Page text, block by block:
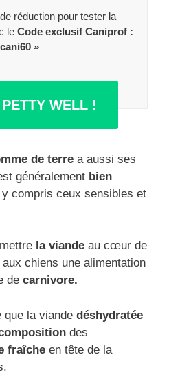
réduction pour tester la
le Code exclusif Caniprof :
»
WELL !
de terre a aussi ses
généralement bien
compris ceux sensibles et
la viande au cœur de
chiens une alimentation
de carnivore.
que la viande déshydratée
des
fraîche en tête de la